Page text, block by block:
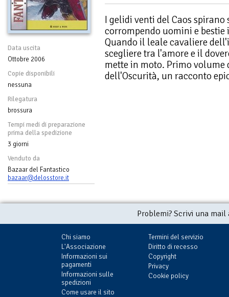
Data uscita
Ottobre 2006
Copie disponibili
nessuna
Rilegatura
brossura
Tempi medi di preparazione
prima della spedizione
3 giorni
Venduto da
Bazaar del Fantastico
bazaar@delosstore.it
I gelidi venti del Caos
corrompendo uomini e
Quando il leale cavaliere
scegliere tra l'amore e il
mette in moto. Primo
dell'Oscurità, un racconto
Problemi? Scrivi una
Chi siamo
L'Associazione
Informazioni sui
pagamenti
Informazioni sulle
spedizioni
Come usare il sito
Termini del servizio
Diritto di recesso
Copyright
Privacy
Cookie policy